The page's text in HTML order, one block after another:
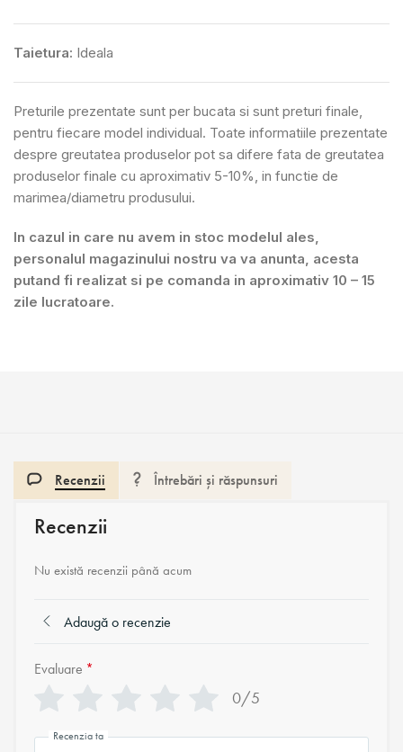
Taietura: Ideala
Preturile prezentate sunt per bucata si sunt preturi finale,
pentru fiecare model individual. Toate informatiile prezentate
despre greutatea produselor pot sa difere fata de greutatea
produselor finale cu aproximativ 5-10%, in functie de
marimea/diametru produsului.
In cazul in care nu avem in stoc modelul ales,
personalul magazinului nostru va va anunta, acesta
putand fi realizat si pe comanda in aproximativ 10 – 15
zile lucratoare.
Recenzii Întrebări și răspunsuri
Recenzii
Nu există recenzii până acum
Adaugă o recenzie
Evaluare *
0/5
Recenzia ta